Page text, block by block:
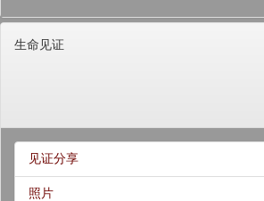
生命见证
见证分享
照片